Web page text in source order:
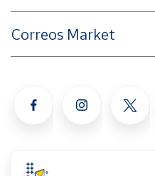
Correos Market